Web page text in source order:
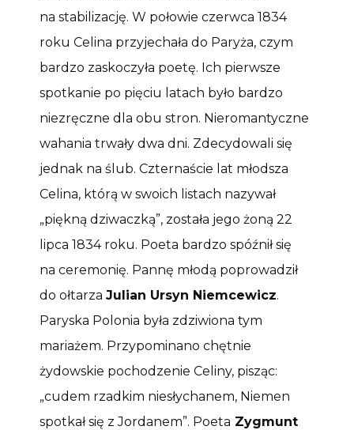
na stabilizację. W połowie czerwca 1834
roku Celina przyjechała do Paryża, czym
bardzo zaskoczyła poetę. Ich pierwsze
spotkanie po pięciu latach było bardzo
niezręczne dla obu stron. Nieromantyczne
wahania trwały dwa dni. Zdecydowali się
jednak na ślub. Czternaście lat młodsza
Celina, którą w swoich listach nazywał
„piękną dziwaczką”, została jego żoną 22
lipca 1834 roku. Poeta bardzo spóźnił się
na ceremonię. Pannę młodą poprowadził
do ołtarza Julian Ursyn Niemcewicz.
Paryska Polonia była zdziwiona tym
mariażem. Przypominano chętnie
żydowskie pochodzenie Celiny, pisząc:
„cudem rzadkim niesłychanem, Niemen
spotkał się z Jordanem”. Poeta Zygmunt